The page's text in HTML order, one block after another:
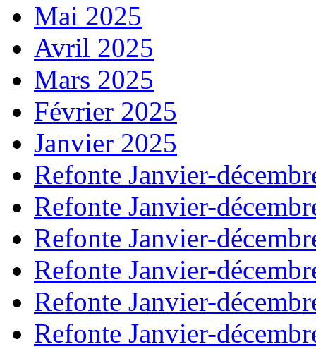
Mai 2025
Avril 2025
Mars 2025
Février 2025
Janvier 2025
Refonte Janvier-
Refonte Janvier-
Refonte Janvier-
Refonte Janvier-
Refonte Janvier-
Refonte Janvier-